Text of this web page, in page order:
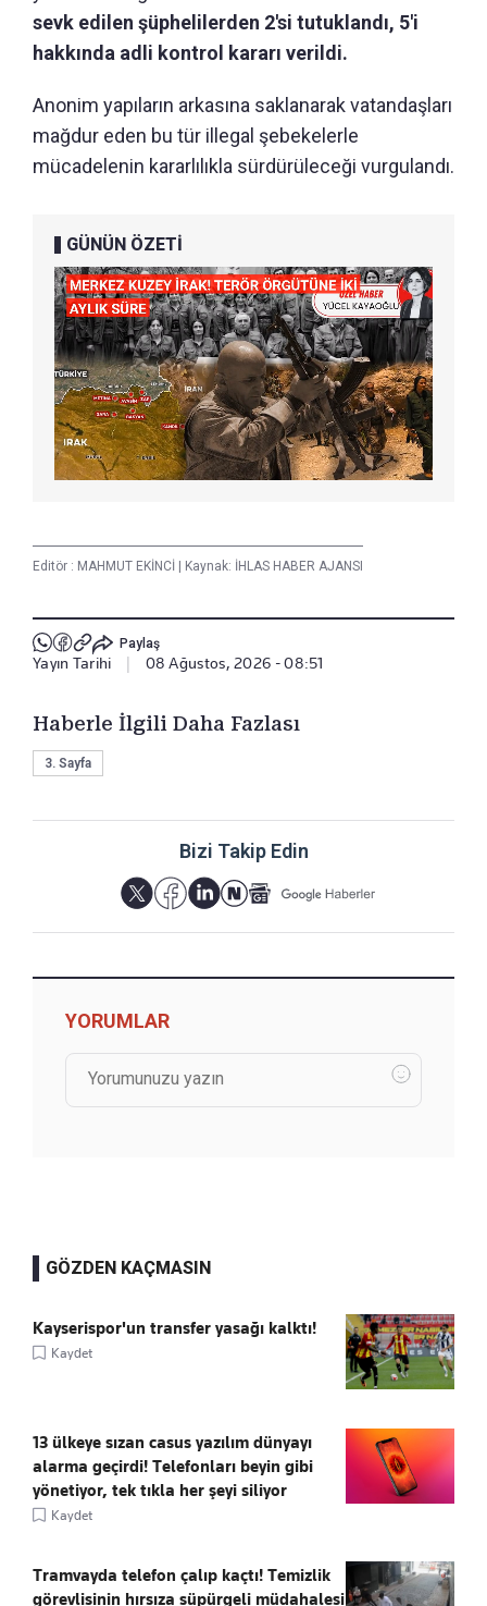
sevk edilen şüphelilerden 2'si tutuklandı, 5'i
hakkında adli kontrol kararı verildi.
Anonim yapıların arkasına saklanarak vatandaşları
mağdur eden bu tür illegal şebekelerle
mücadelenin kararlılıkla sürdürüleceği vurgulandı.
GÜNÜN ÖZETİ
Editör : MAHMUT EKİNCİ | Kaynak: İHLAS HABER AJANSI
Paylaş
Yayın Tarihi 08 Ağustos, 2026 - 08:51
Haberle İlgili Daha Fazlası
3. Sayfa
Bizi Takip Edin
YORUMLAR
GÖZDEN KAÇMASIN
Kayserispor'un transfer yasağı kalktı!
Kaydet
13 ülkeye sızan casus yazılım dünyayı
alarma geçirdi! Telefonları beyin gibi
yönetiyor, tek tıkla her şeyi siliyor
Kaydet
Tramvayda telefon çalıp kaçtı! Temizlik
görevlisinin hırsıza süpürgeli müdahalesi